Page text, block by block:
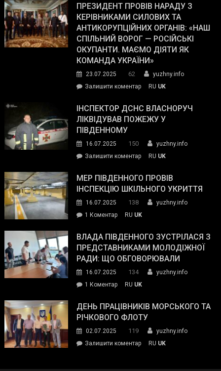
Street
Journal.
Південному
працівникам
ОПЗ
з
матеріального
резерву
гуманітарну
допомогу
ПРЕЗИДЕНТ ПРОВІВ НАРАДУ З
КЕРІВНИКАМИ СИЛОВИХ ТА
АНТИКОРУПЦІЙНИХ ОРГАНІВ: «НАШ
СПІЛЬНИЙ ВОРОГ — РОСІЙСЬКІ
ОКУПАНТИ. МАЄМО ДІЯТИ ЯК
КОМАНДА УКРАЇНИ»
23.07.2025 62
yuzhny.info
Залишити коментарon
провів
нараду
силових
та
органів:
«Наш
спільний
окупанти.
Маємо
діяти
команда
RU UK
ІНСПЕКТОР ДСНС ВЛАСНОРУЧ
ЛІКВІДУВАВ ПОЖЕЖУ У
ПІВДЕННОМУ
16.07.2025 150
yuzhny.info
Залишити коментарon
ДСНС
власноруч
пожежу
у
RU UK
МЕР ПІВДЕННОГО ПРОВІВ
ІНСПЕКЦІЮ ШКІЛЬНОГО УКРИТТЯ
16.07.2025 138
yuzhny.info
1 Коментардо
Південного
провів
інспекцію
укриття
RU UK
ВЛАДА ПІВДЕННОГО ЗУСТРІЛАСЯ З
ПРЕДСТАВНИКАМИ МОЛОДІЖНОЇ
РАДИ: ЩО ОБГОВОРЮВАЛИ
16.07.2025 134
yuzhny.info
1 Коментардо
Південного
зустрілася
представниками
молодіжної
RU UK
ДЕНЬ ПРАЦІВНИКІВ МОРСЬКОГО ТА
РІЧКОВОГО ФЛОТУ
02.07.2025 119
yuzhny.info
Залишити коментарon
RU UK